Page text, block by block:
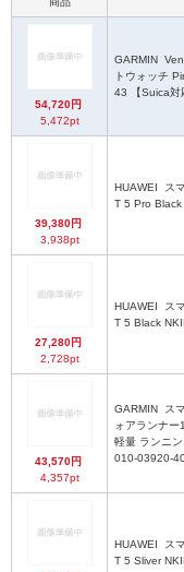
54,720円
5,472pt
GARMIN
トウォッチ
43 【Suica対
39,380円
3,938pt
HUAWEI
T 5 Pro
27,280円
2,728pt
HUAWEI
T 5 Black
43,570円
4,357pt
GARMIN
ォアランナー
軽量 ランニ
010-03920-
HUAWEI
T 5 Sliver